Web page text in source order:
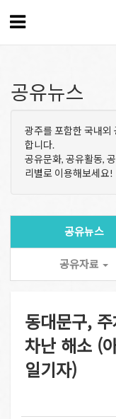
공유뉴스
광주를 포함한 국내외
합니다.
공유문화, 공유활동,
리별로 이용해보세요!
공유뉴스
공유자료
동대문구,
차난 해소 (
일기자)